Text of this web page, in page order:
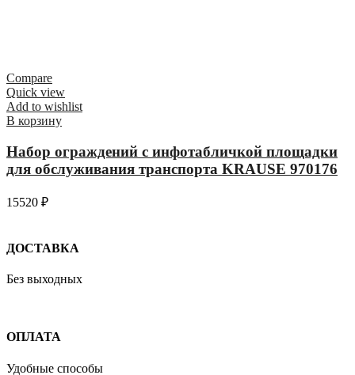
Compare
Quick view
Add to wishlist
В корзину
Набор ограждений с инфотабличкой площадки
для обслуживания транспорта KRAUSE 970176
15520 ₽
ДОСТАВКА
Без выходных
ОПЛАТА
Удобные способы